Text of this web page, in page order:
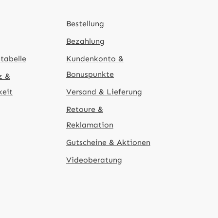
&
Bestellung
Bezahlung
Kundenkonto &
Bonuspunkte
Versand & Lieferung
Retoure &
Reklamation
Gutscheine & Aktionen
Videoberatung